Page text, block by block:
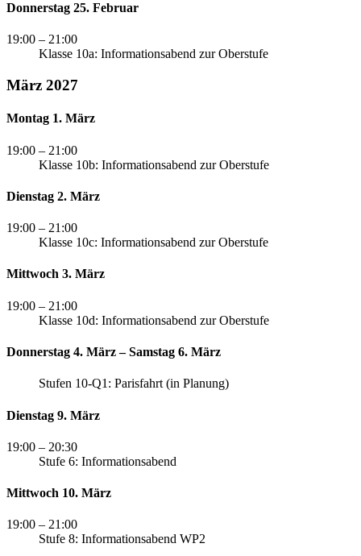
Donnerstag 25. Februar
19:00 – 21:00
Klasse 10a: Informationsabend zur Oberstufe
März 2027
Montag 1. März
19:00 – 21:00
Klasse 10b: Informationsabend zur Oberstufe
Dienstag 2. März
19:00 – 21:00
Klasse 10c: Informationsabend zur Oberstufe
Mittwoch 3. März
19:00 – 21:00
Klasse 10d: Informationsabend zur Oberstufe
Donnerstag 4. März – Samstag 6. März
Stufen 10-Q1: Parisfahrt (in Planung)
Dienstag 9. März
19:00 – 20:30
Stufe 6: Informationsabend
Mittwoch 10. März
19:00 – 21:00
Stufe 8: Informationsabend WP2